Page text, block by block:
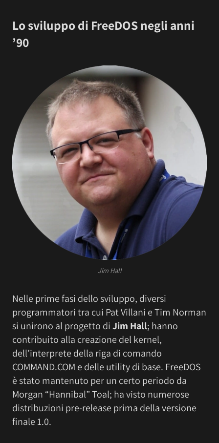
Lo sviluppo di FreeDOS negli anni
’90
Jim Hall
Nelle prime fasi dello sviluppo, diversi
programmatori tra cui Pat Villani e Tim Norman
si unirono al progetto diJim Hall; hanno
contribuito alla creazione del kernel,
dell’interprete della riga di comando
COMMAND.COM e delle utility di base. FreeDOS
è stato mantenuto per un certo periodo da
Morgan “Hannibal” Toal; ha visto numerose
distribuzioni pre-release prima della versione
finale 1.0.